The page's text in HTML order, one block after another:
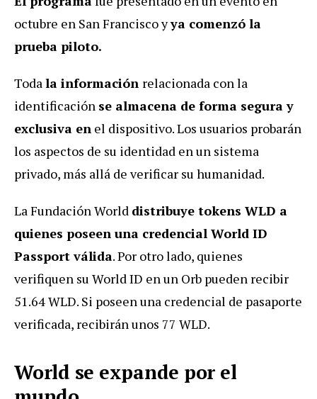
octubre en San Francisco yya comenzó la
prueba piloto.
Todala información relacionada con la
identificación se almacena de forma segura y
exclusiva en el dispositivo. Los usuarios probarán
los aspectos de su identidad en un sistema
privado, más allá de verificar su humanidad.
La Fundación World distribuye tokens WLD a
quienes poseen una credencial World ID
Passport válida. Por otro lado, quienes
verifiquen su World ID en un Orb pueden recibir
51.64 WLD. Si poseen una credencial de pasaporte
verificada, recibirán unos 77 WLD.
World se expande por el